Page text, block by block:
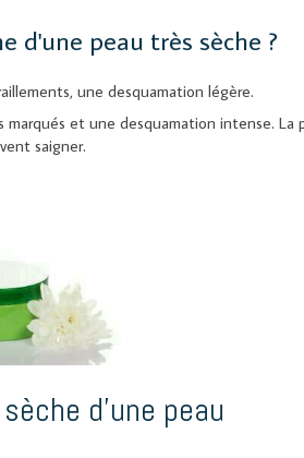
d'une peau très sèche ?
une desquamation légère.
et une desquamation intense. La
saigner.
d'une peau